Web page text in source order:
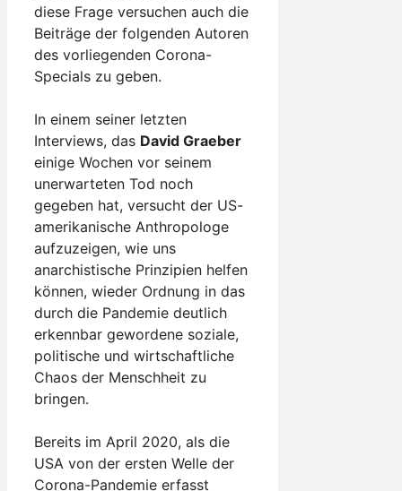
diese Frage versuchen auch die
Beiträge der folgenden Autoren
des vorliegenden Corona-
Specials zu geben.
In einem seiner letzten
Interviews, das David Graeber
einige Wochen vor seinem
unerwarteten Tod noch
gegeben hat, versucht der US-
amerikanische Anthropologe
aufzuzeigen, wie uns
anarchistische Prinzipien helfen
können, wieder Ordnung in das
durch die Pandemie deutlich
erkennbar gewordene soziale,
politische und wirtschaftliche
Chaos der Menschheit zu
bringen.
Bereits im April 2020, als die
USA von der ersten Welle der
Corona-Pandemie erfasst